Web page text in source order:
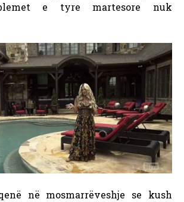
e tyre martesore nuk
në mosmarrëveshje se kush